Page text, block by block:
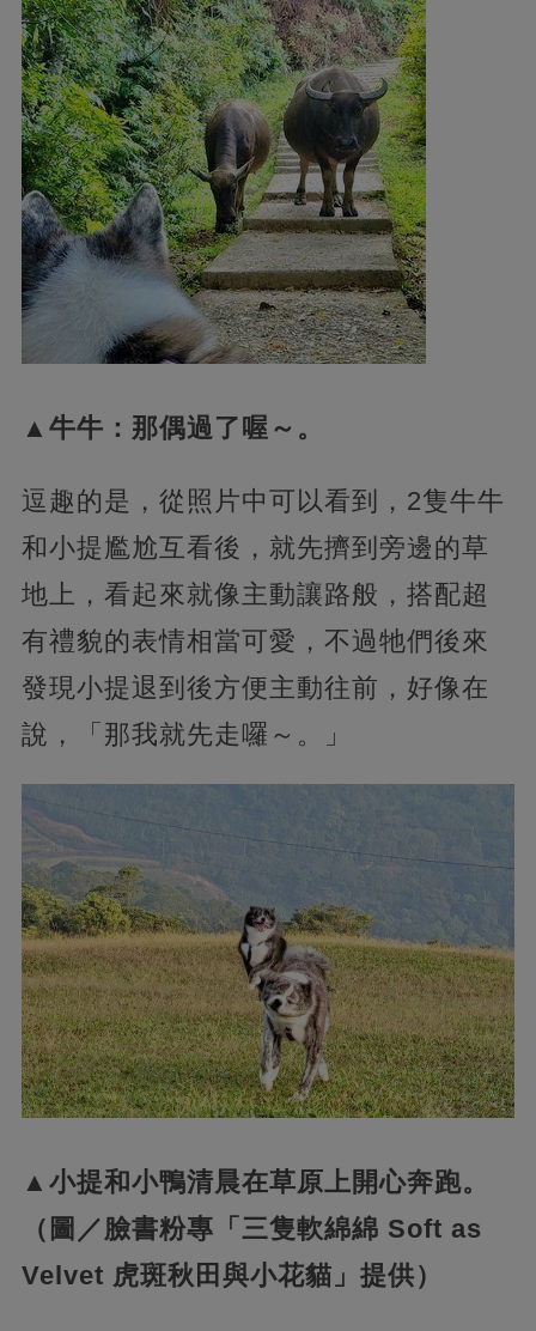
▲牛牛：那偶過了喔～。
逗趣的是，從照片中可以看到，2隻牛牛
和小提尷尬互看後，就先擠到旁邊的草
地上，看起來就像主動讓路般，搭配超
有禮貌的表情相當可愛，不過牠們後來
發現小提退到後方便主動往前，好像在
說，「那我就先走囉～。」
▲小提和小鴨清晨在草原上開心奔跑。
（圖／臉書粉專「三隻軟綿綿 Soft as
Velvet 虎斑秋田與小花貓」提供）